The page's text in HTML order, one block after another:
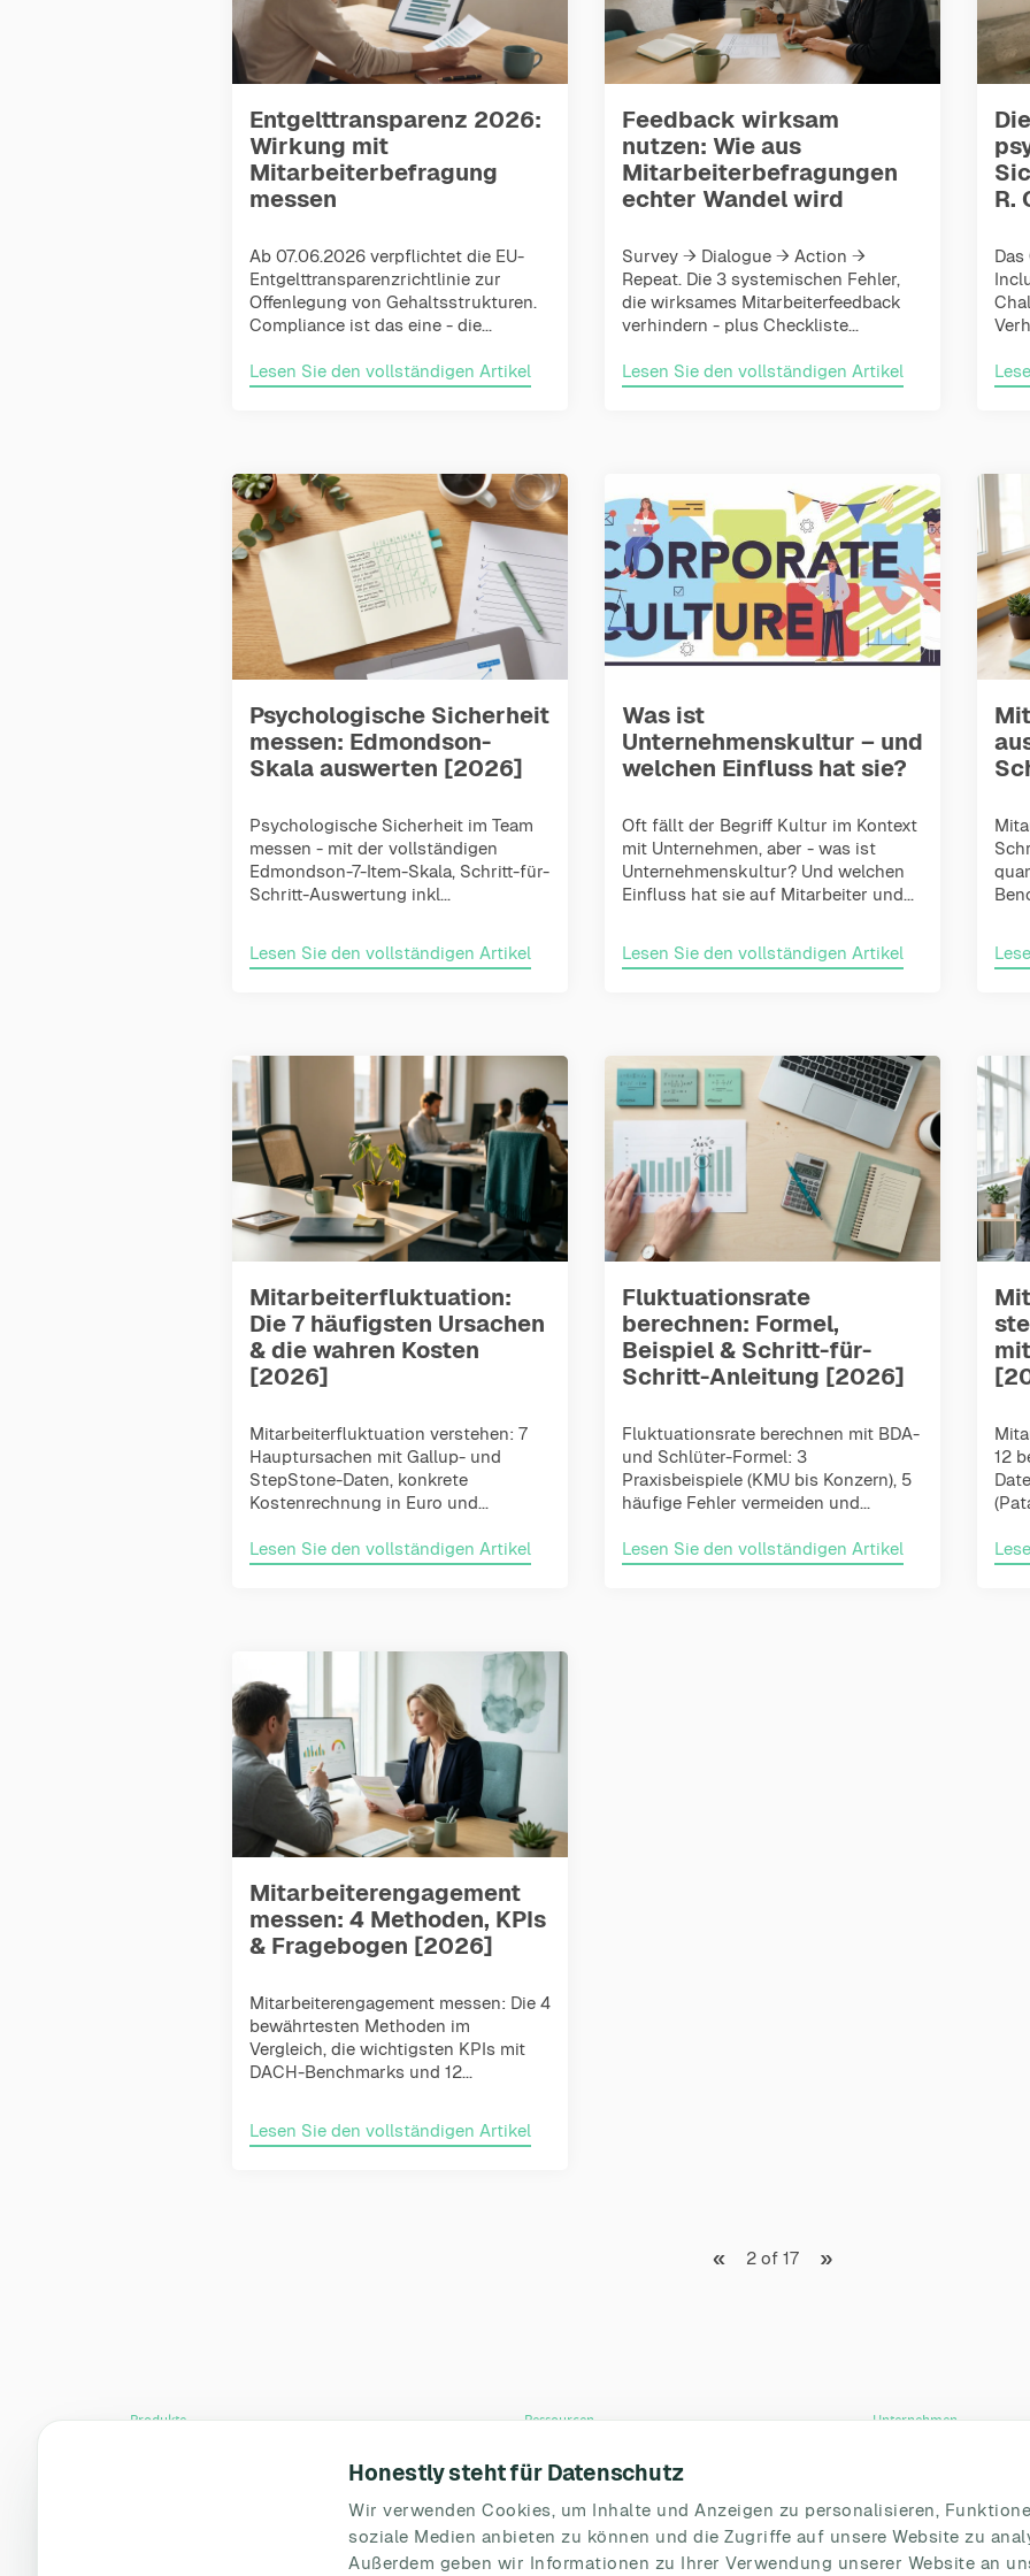
Honestly steht für Datenschutz
Wir verwenden Cookies, um Inhalte und Anzeigen zu personalisieren,
soziale Medien anbieten zu können und die Zugriffe auf unsere Website zu
Außerdem geben wir Informationen zu Ihrer Verwendung unserer Website an
Entgelttransparenz 2026:
Wirkung mit
Mitarbeiterbefragung
messen
Ab 07.06.2026 verpflichtet die EU-
Entgelttransparenzrichtlinie zur
Offenlegung von Gehaltsstrukturen.
Compliance ist das eine - die...
Lesen Sie den vollständigen Artikel
Feedback wirksam
nutzen: Wie aus
Mitarbeiterbefragungen
echter Wandel wird
Survey → Dialogue → Action →
Repeat. Die 3 systemischen Fehler,
die wirksames Mitarbeiterfeedback
verhindern - plus Checkliste...
Lesen Sie den vollständigen Artikel
R.
Psychologische Sicherheit
messen: Edmondson-
Skala auswerten [2026]
Psychologische Sicherheit im Team
messen - mit der vollständigen
Edmondson-7-Item-Skala, Schritt-für-
Schritt-Auswertung inkl...
Lesen Sie den vollständigen Artikel
Was ist
Unternehmenskultur – und
welchen Einfluss hat sie?
Oft fällt der Begriff Kultur im Kontext
mit Unternehmen, aber - was ist
Unternehmenskultur? Und welchen
Einfluss hat sie auf Mitarbeiter und...
Lesen Sie den vollständigen Artikel
Mitarbeiterfluktuation:
Die 7 häufigsten Ursachen
& die wahren Kosten
[2026]
Mitarbeiterfluktuation verstehen: 7
Hauptursachen mit Gallup- und
StepStone-Daten, konkrete
Kostenrechnung in Euro und...
Lesen Sie den vollständigen Artikel
Fluktuationsrate
berechnen: Formel,
Beispiel & Schritt-für-
Schritt-Anleitung [2026]
Fluktuationsrate berechnen mit BDA-
und Schlüter-Formel: 3
Praxisbeispiele (KMU bis Konzern), 5
häufige Fehler vermeiden und...
Lesen Sie den vollständigen Artikel
12
Mitarbeiterengagement
messen: 4 Methoden, KPIs
& Fragebogen [2026]
Mitarbeiterengagement messen: Die 4
bewährtesten Methoden im
Vergleich, die wichtigsten KPIs mit
DACH-Benchmarks und 12...
Lesen Sie den vollständigen Artikel
« 2 of 17 »
Produkte Ressourcen
Mitarbeiterbefragung
Unternehmen
Über uns